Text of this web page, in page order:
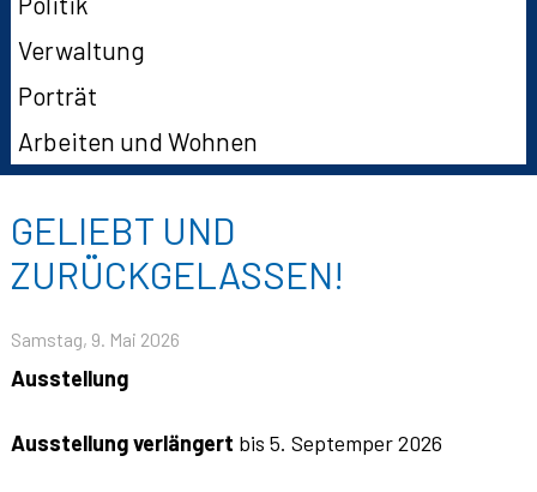
Verwaltung
Porträt
Arbeiten und Wohnen
GELIEBT UND
ZURÜCKGELASSEN!
Samstag, 9. Mai 2026
Ausstellung
Ausstellung verlängert bis 5. Septemper 2026